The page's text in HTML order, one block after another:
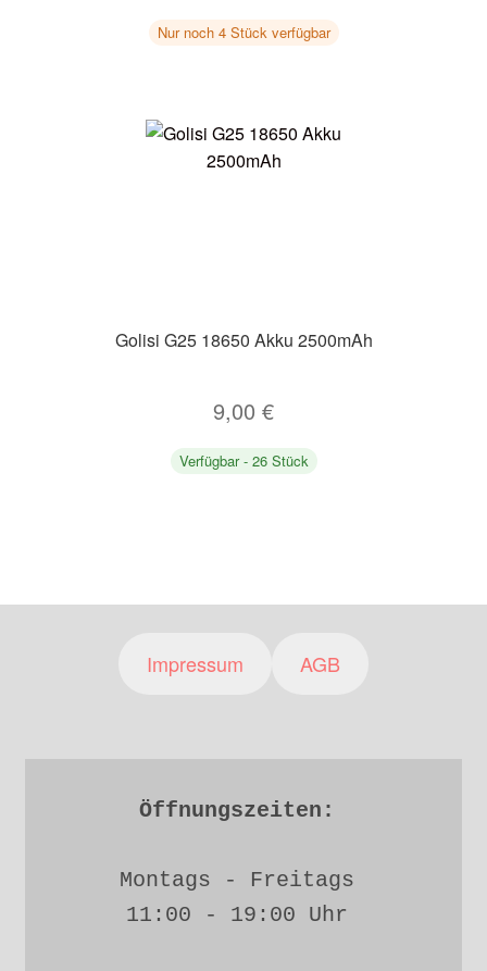
Nur noch 4 Stück verfügbar
Golisi G25 18650 Akku 2500mAh
9,00 €
Verfügbar - 26 Stück
Impressum AGB
Öffnungszeiten:
Montags - Freitags
11:00 - 19:00 Uhr